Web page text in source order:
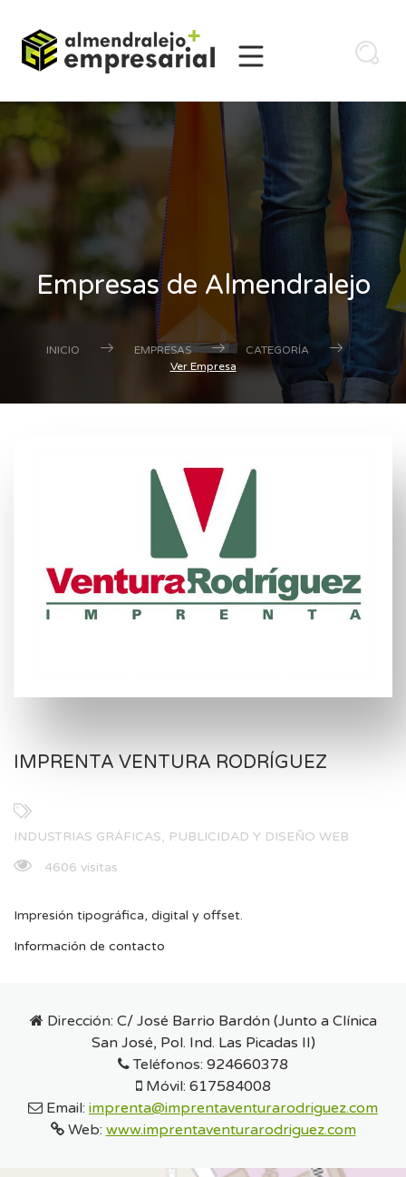
Empresas de Almendralejo
INICIO EMPRESAS
CATEGORÍA
Ver Empresa
IMPRENTA VENTURA RODRÍGUEZ
INDUSTRIAS GRÁFICAS, PUBLICIDAD Y DISEÑO WEB
4606 visitas
Impresión tipográfica, digital y offset.
Información de contacto
Dirección: C/ José Barrio Bardón (Junto a Clínica
San José, Pol. Ind. Las Picadas II)
Teléfonos: 924660378
Móvil: 617584008
Email: imprenta@imprentaventurarodriguez.com
Web: www.imprentaventurarodriguez.com